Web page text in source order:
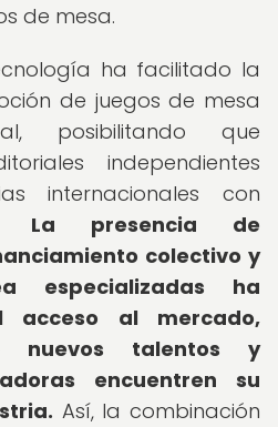
de mesa.
ha facilitado la
de juegos de mesa
posibilitando que
independientes
internacionales con
La presencia de
colectivo y
especializadas ha
acceso al mercado,
nuevos talentos y
encuentren su
Así, la combinación